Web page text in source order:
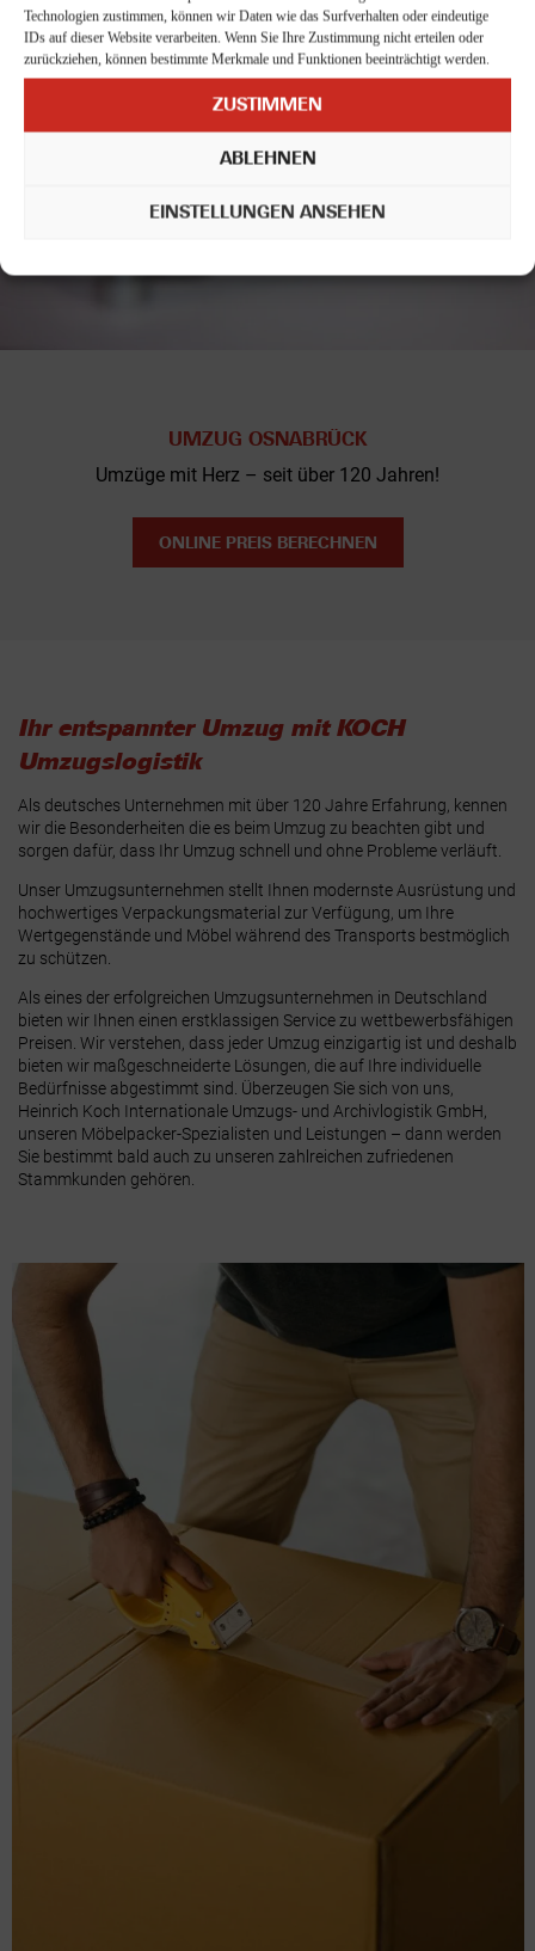
Technologien zustimmen, können wir Daten wie das Surfverhalten oder eindeutige
IDs auf dieser Website verarbeiten. Wenn Sie Ihre Zustimmung nicht erteilen oder
zurückziehen, können bestimmte Merkmale und Funktionen beeinträchtigt werden.
ZUSTIMMEN
ABLEHNEN
EINSTELLUNGEN ANSEHEN
UMZUG OSNABRÜCK
Umzüge mit Herz – seit über 120 Jahren!
ONLINE PREIS BERECHNEN
Ihr entspannter Umzug mit KOCH
Umzugslogistik
Als deutsches Unternehmen mit über 120 Jahre Erfahrung, kennen
wir die Besonderheiten die es beim Umzug zu beachten gibt und
sorgen dafür, dass Ihr Umzug schnell und ohne Probleme verläuft.
Unser Umzugsunternehmen stellt Ihnen modernste Ausrüstung und
hochwertiges Verpackungsmaterial zur Verfügung, um Ihre
Wertgegenstände und Möbel während des Transports bestmöglich
zu schützen.
Als eines der erfolgreichen Umzugsunternehmen in Deutschland
bieten wir Ihnen einen erstklassigen Service zu wettbewerbsfähigen
Preisen. Wir verstehen, dass jeder Umzug einzigartig ist und deshalb
bieten wir maßgeschneiderte Lösungen, die auf Ihre individuelle
Bedürfnisse abgestimmt sind. Überzeugen Sie sich von uns,
Heinrich Koch Internationale Umzugs- und Archivlogistik GmbH,
unseren Möbelpacker-Spezialisten und Leistungen – dann werden
Sie bestimmt bald auch zu unseren zahlreichen zufriedenen
Stammkunden gehören.